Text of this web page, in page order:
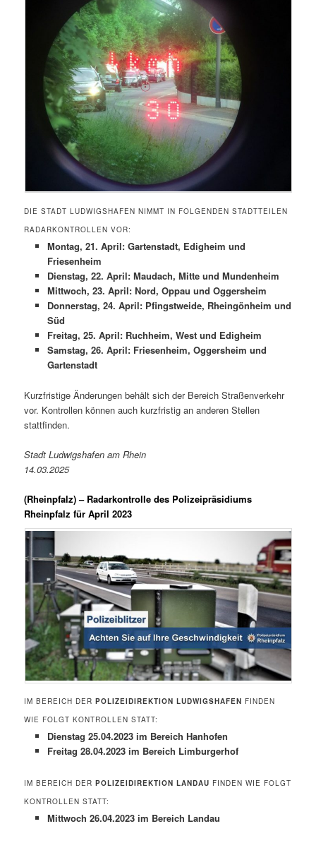
DIE STADT LUDWIGSHAFEN NIMMT IN FOLGENDEN STADTTEILEN
RADARKONTROLLEN VOR:
Montag, 21. April: Gartenstadt, Edigheim und
Friesenheim
Dienstag, 22. April: Maudach, Mitte und Mundenheim
Mittwoch, 23. April: Nord, Oppau und Oggersheim
Donnerstag, 24. April: Pfingstweide, Rheingönheim und
Süd
Freitag, 25. April: Ruchheim, West und Edigheim
Samstag, 26. April: Friesenheim, Oggersheim und
Gartenstadt
Kurzfristige Änderungen behält sich der Bereich Straßenverkehr
vor. Kontrollen können auch kurzfristig an anderen Stellen
stattfinden.
Stadt Ludwigshafen am Rhein
14.03.2025
(Rheinpfalz) – Radarkontrolle des Polizeipräsidiums
Rheinpfalz für April 2023
IM BEREICH DERPOLIZEIDIREKTION LUDWIGSHAFEN FINDEN
WIE FOLGT KONTROLLEN STATT:
Dienstag 25.04.2023 im Bereich Hanhofen
Freitag 28.04.2023 im Bereich Limburgerhof
IM BEREICH DERPOLIZEIDIREKTION LANDAU FINDEN WIE FOLGT
KONTROLLEN STATT:
Mittwoch 26.04.2023 im Bereich Landau